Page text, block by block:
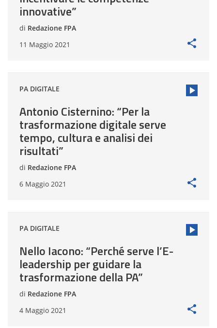
innovative”
di Redazione FPA
11 Maggio 2021
PA DIGITALE
Antonio Cisternino: “Per la
trasformazione digitale serve
tempo, cultura e analisi dei
risultati”
di Redazione FPA
6 Maggio 2021
PA DIGITALE
Nello Iacono: “Perché serve l’E-
leadership per guidare la
trasformazione della PA”
di Redazione FPA
4 Maggio 2021